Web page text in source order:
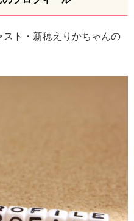
ト・新穂えりかちゃんの